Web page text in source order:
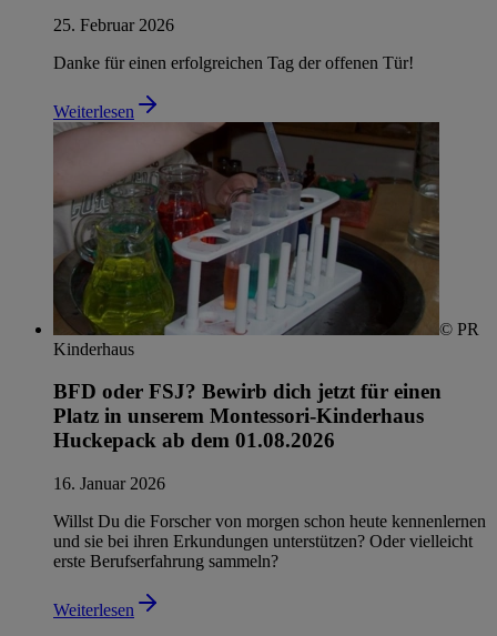
25. Februar 2026
Danke für einen erfolgreichen Tag der offenen Tür!
Weiterlesen
© PR
Kinderhaus
BFD oder FSJ? Bewirb dich jetzt für einen
Platz in unserem Montessori-Kinderhaus
Huckepack ab dem 01.08.2026
16. Januar 2026
Willst Du die Forscher von morgen schon heute kennenlernen
und sie bei ihren Erkundungen unterstützen? Oder vielleicht
erste Berufserfahrung sammeln?
Weiterlesen